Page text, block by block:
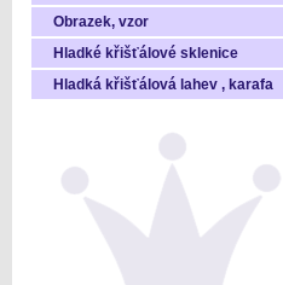
Obrazek, vzor
Hladké křišťálové sklenice
Hladká křišťálová lahev , karafa